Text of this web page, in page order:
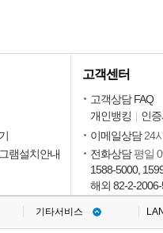
램설치안내
고객센터
고객상담 FAQ
개인뱅킹
인
이메일상담 24
전화상담평일
1588-5000,
해외 82-2-
기타서비스